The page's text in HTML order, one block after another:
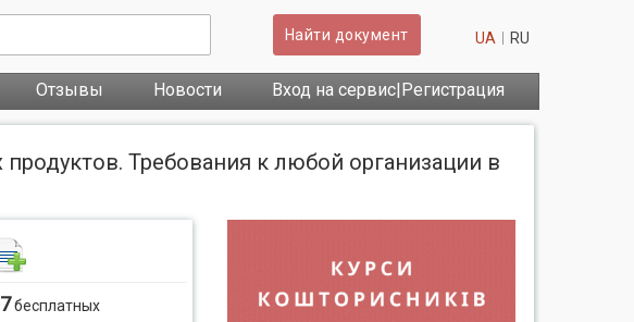
Найти документ UA RU
Отзывы Новости Вход на сервис|Регистрация
Требования к любой организации в
бесплатных